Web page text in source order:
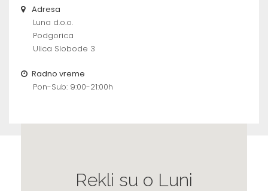
Adresa
Luna d.o.o.
Podgorica
Ulica Slobode 3
Radno vreme
Pon-Sub: 9:00-21:00h
Rekli su o Luni